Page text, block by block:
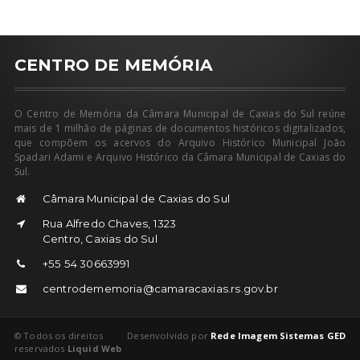
CENTRO DE MEMÓRIA
O Centro de Memória da Câmara Municipal de Caxias do Sul reúne
mais de 1 milhão de páginas de documentos históricos digitalizados,
que compõem os acervos do Arquivo Histórico Municipal João
Spadari Adami e Arquivo Histórico da Câmara Municipal de Caxias do
Sul.
Câmara Municipal de Caxias do Sul
Rua Alfredo Chaves, 1323
Centro, Caxias do Sul
+55 54 30663991
centrodememoria@camaracaxias.rs.gov.br
Desenvolvido por Rede Imagem Sistemas GED
© Todos os direitos
reservados Liquid Web